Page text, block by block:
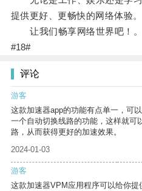
提供更好、更畅快的网络体验。
让我们畅享网络世界吧！。
#18#
评论
游客
这款加速器app的功能有点单一，可
一个自动切换线路的功能，这样就可
路，从而获得更好的加速效果。
2024-01-03
游客
这款加速器VPM应用程序可以给你